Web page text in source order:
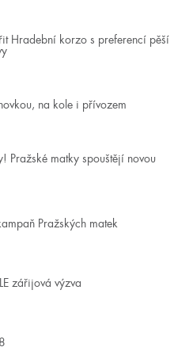
Hradební korzo s preferencí pěší
na kole i přívozem
Pražské matky spouštějí novou
Pražských matek
zářijová výzva